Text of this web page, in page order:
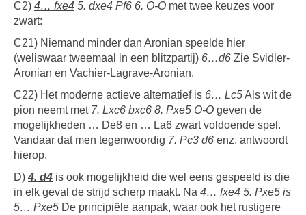
C2) 4… fxe4 5. dxe4 Pf6 6. O-O met twee keuzes voor
zwart:
C21) Niemand minder dan Aronian speelde hier
(weliswaar tweemaal in een blitzpartij) 6…d6 Zie Svidler-
Aronian en Vachier-Lagrave-Aronian.
C22) Het moderne actieve alternatief is 6… Lc5Als wit de
pion neemt met 7. Lxc6 bxc6 8. Pxe5 O-O geven de
mogelijkheden … De8 en … La6 zwart voldoende spel.
Vandaar dat men tegenwoordig 7. Pc3 d6 enz. antwoordt
hierop.
D)4. d4 is ook mogelijkheid die wel eens gespeeld is die
in elk geval de strijd scherp maakt. Na 4… fxe4 5. Pxe5 is
5… Pxe5 De principiële aanpak, waar ook het rustigere